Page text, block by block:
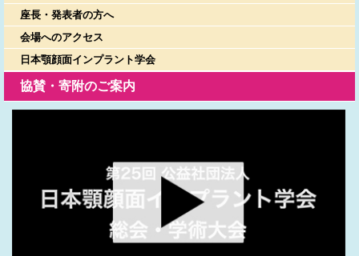
座長・発表者の方へ
会場へのアクセス
日本顎顔面インプラント学会
協賛・寄附のご案内